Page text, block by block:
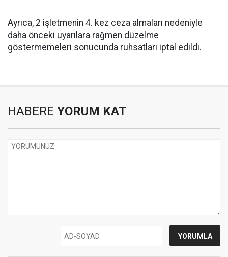
Ayrıca, 2 işletmenin 4. kez ceza almaları nedeniyle
daha önceki uyarılara rağmen düzelme
göstermemeleri sonucunda ruhsatları iptal edildi.
HABERE YORUM KAT